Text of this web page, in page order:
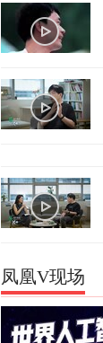
凤凰V现场